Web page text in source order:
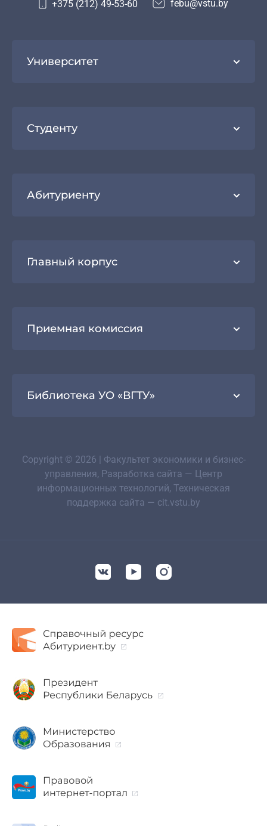
+375 (212) 49-53-60 febu@vstu.by
Университет
Студенту
Абитуриенту
Главный корпус
Приемная комиссия
Библиотека УО «ВГТУ»
Copyright © 2026 | Факультет экономики и бизнес-
управления, Разработка сайта — Центр
информационных технологий, Техническая
поддержка сайта — cit.vstu.by